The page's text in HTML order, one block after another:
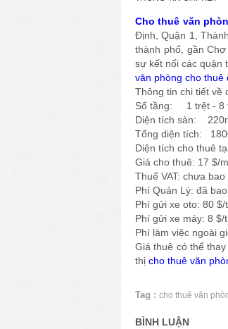
Cho thuê văn
Định, Quận 1,
thành phố, gần
sự kết nối các quận
văn phòng cho thuê
Thông tin chi tiết về
Số tầng: 1 trệt - 8
Diện tích sàn:
Tổng diện tích:
Diện tích cho thuê
Giá cho thuê: 17 $/
Thuế VAT: chưa
Phí Quản Lý: đã
Phí gửi xe oto: 80 $/
Phí gửi xe máy: 8 $/
Phí làm việc ngoài
Giá thuê có thể
thị cho thuê văn
Tag : cho thuê văn
BÌNH LUẬN